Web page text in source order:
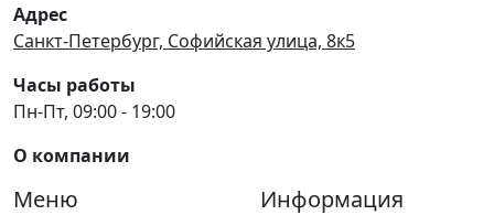
Адрес
Санкт-Петербург, Софийская улица, 8к5
Часы работы
Пн-Пт, 09:00 - 19:00
О компании
Меню Информация